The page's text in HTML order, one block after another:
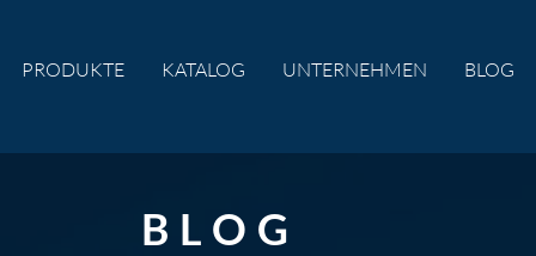
PRODUKTE KATALOG UNTERNEHMEN BLOG
BLOG